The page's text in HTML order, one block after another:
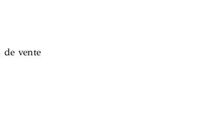
de vente